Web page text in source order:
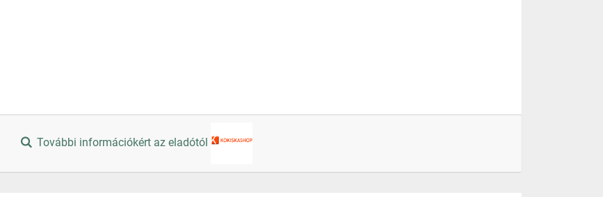
További információkért az eladótól